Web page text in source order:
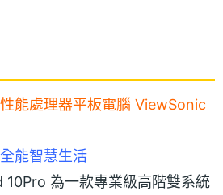
能處理器平板電腦 ViewSonic
能智慧生活
為一款專業級高階雙系統